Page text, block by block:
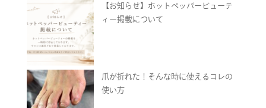
【お知らせ】ホットペッパービューテ
ィー掲載について
爪が折れた！そんな時に使えるコレの
使い方